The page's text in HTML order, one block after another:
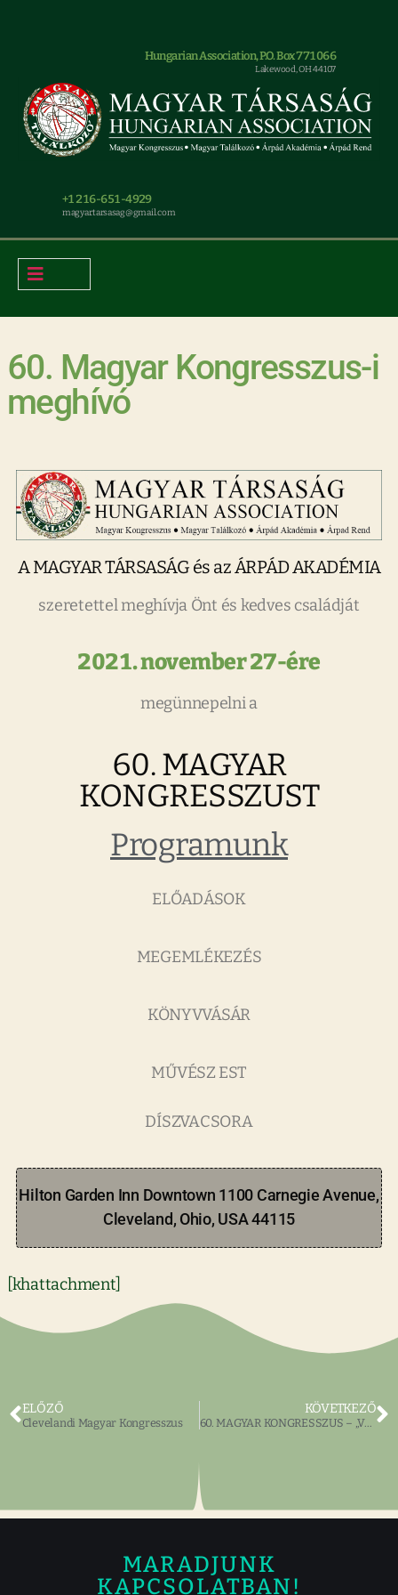
Hungarian Association, P.O. Box 771066
Lakewood, OH 44107
+1 216-651-4929
magyar.tarsasag@gmail.com
60. Magyar Kongresszus-i
meghívó
A MAGYAR TÁRSASÁG és az ÁRPÁD AKADÉMIA
szeretettel meghívja Önt és kedves családját
2021. november 27-ére
megünnepelni a
60. MAGYAR
KONGRESSZUST
Programunk
ELŐADÁSOK
MEGEMLÉKEZÉS
KÖNYVVÁSÁR
MŰVÉSZ EST
DÍSZVACSORA
Hilton Garden Inn Downtown 1100 Carnegie Avenue,
Cleveland, Ohio, USA 44115
[khattachment]
ELŐZŐ
Clevelandi Magyar Kongresszus
KÖVETKEZŐ
60. MAGYAR KONGRESSZUS – „Voltunk és Leszünk”
MARADJUNK
KAPCSOLATBAN!